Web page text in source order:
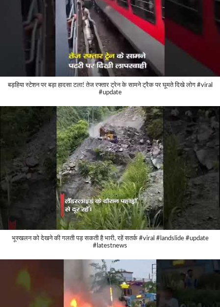
बड़हिया स्टेशन पर बड़ा हादसा टला! तेज रफ्तार ट्रेन के सामने ट्रैक पर घूमते दिखे लोग #viral
#update
भूस्खलन को देखने की गलती पड़ सकती है भारी, रहें सतर्क #viral #landslide #update
#latestnews